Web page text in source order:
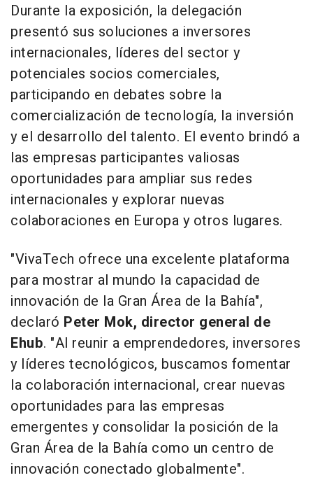
Durante la exposición, la delegación
presentó sus soluciones a inversores
internacionales, líderes del sector y
potenciales socios comerciales,
participando en debates sobre la
comercialización de tecnología, la inversión
y el desarrollo del talento. El evento brindó a
las empresas participantes valiosas
oportunidades para ampliar sus redes
internacionales y explorar nuevas
colaboraciones en Europa y otros lugares.
"VivaTech ofrece una excelente plataforma
para mostrar al mundo la capacidad de
innovación de la Gran Área de la Bahía",
declaró Peter Mok, director general de
Ehub. "Al reunir a emprendedores, inversores
y líderes tecnológicos, buscamos fomentar
la colaboración internacional, crear nuevas
oportunidades para las empresas
emergentes y consolidar la posición de la
Gran Área de la Bahía como un centro de
innovación conectado globalmente".